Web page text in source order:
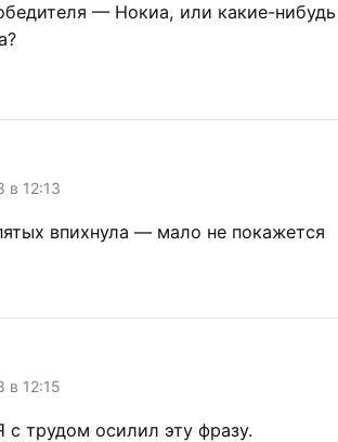
— Нокиа, или какие-нибудь
в 12:13
впихнула — мало не покажется
в 12:15
трудом осилил эту фразу.